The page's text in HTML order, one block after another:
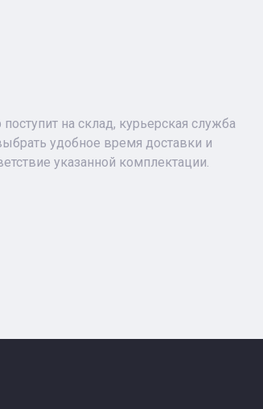
на склад, курьерская служба
удобное время доставки и
указанной комплектации.